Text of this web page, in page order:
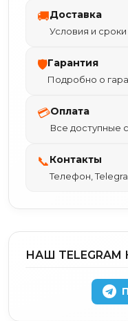
🚚Доставка
Условия и
🛡Гарантия
Подробно о
💳Оплата
Все доступные
📞Контакты
Телефон,
НАШ